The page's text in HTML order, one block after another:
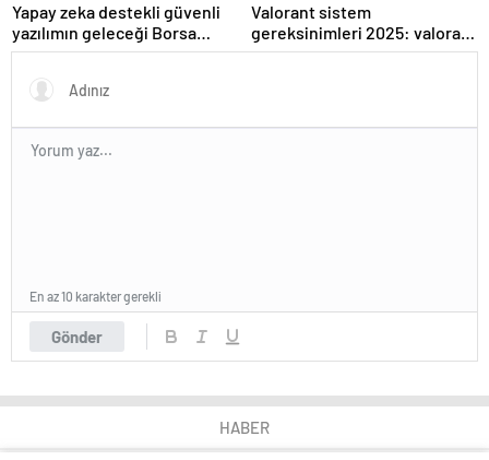
Yapay zeka destekli güvenli
yazılımın geleceği Borsa
İstanbul’da tartışılacak
Valorant sistem
gereksinimleri 2025: valorant
kaç gb yer kaplar?
Gönder
En az 10 karakter gerekli
HABER